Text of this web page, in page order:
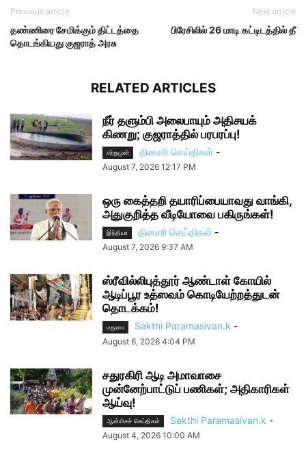
Previous article
தண்ணிரை சேமிக்கும் திட்டத்தை
தொடங்கியது குஜராத் அரசு
Next article
பிரேசிலில் 26 மாடி கட்டிடத்தில் தீ
RELATED ARTICLES
நீர் தளும்பி அலைபாயும் அதிசயக்
கிணறு; குஜராத்தில் பரபரப்பு!
சற்றுமுன் தினசரி செய்திகள் -
August 7, 2026 12:17 PM
ஒரு கைத்தறி தயாரிப்பையாவது வாங்கி,
அதுகுறித்த வீடியோவை பகிருங்கள்!
இந்தியா தினசரி செய்திகள் -
August 7, 2026 9:37 AM
ஸ்ரீவில்லிபுத்தூர் ஆண்டாள் கோயில்
ஆடிப்பூர உத்ஸவம் கொடியேற்றத்துடன்
தொடக்கம்!
மதுரை Sakthi Paramasivan.k -
August 6, 2026 4:04 PM
சதுரகிரி ஆடி அமாவாசை
முன்னேற்பாட்டுப் பணிகள்; அதிகாரிகள்
ஆய்வு!
ஆன்மிகச் செய்திகள் Sakthi Paramasivan.k -
August 4, 2026 10:00 AM